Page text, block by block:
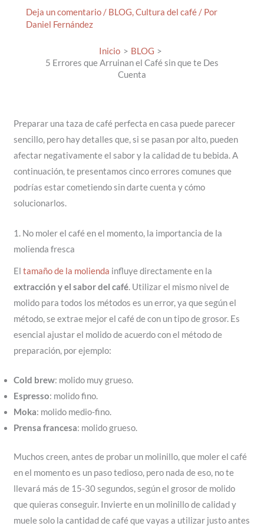
Deja un comentario/ BLOG,Cultura del café/ Por
Daniel Fernández
Inicio
BLOG
5 Errores que Arruinan el Café sin que te Des
Cuenta
Preparar una taza de café perfecta en casa puede parecer
sencillo, pero hay detalles que, si se pasan por alto, pueden
afectar negativamente el sabor y la calidad de tu bebida. A
continuación, te presentamos cinco errores comunes que
podrías estar cometiendo sin darte cuenta y cómo
solucionarlos.
1. No moler el café en el momento, la importancia de la
molienda fresca
El tamaño de la molienda influye directamente en la
extracción y el sabor del café. Utilizar el mismo nivel de
molido para todos los métodos es un error, ya que según el
método, se extrae mejor el café de con un tipo de grosor. Es
esencial ajustar el molido de acuerdo con el método de
preparación, por ejemplo:
Cold brew: molido muy grueso.
Espresso: molido fino.
Moka: molido medio-fino.
Prensa francesa: molido grueso.
Muchos creen, antes de probar un molinillo, que moler el café
en el momento es un paso tedioso, pero nada de eso, no te
llevará más de 15-30 segundos, según el grosor de molido
que quieras conseguir. Invierte en un molinillo de calidad y
muele solo la cantidad de café que vayas a utilizar justo antes